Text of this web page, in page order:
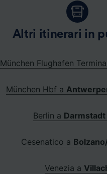
Altri itinerari in
München Flughafen
München Hbf a
Berlin a
Cesenatico a
Venezia a